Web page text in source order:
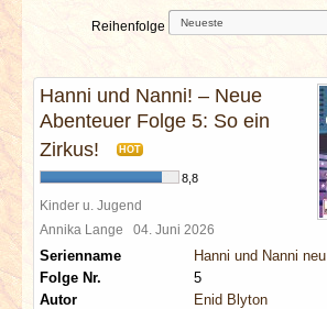
VERLOSUNGEN
SPECIALS
REDAKTION
LINKS
ARCHIV
Reihenfolge
Hanni und Nanni! – Neue
Abenteuer Folge 5: So ein
Zirkus!
HOT
8,8
Kinder u. Jugend
Annika Lange 04. Juni 2026
Serienname
Hanni und Nanni neu
Folge Nr.
5
Autor
Enid Blyton